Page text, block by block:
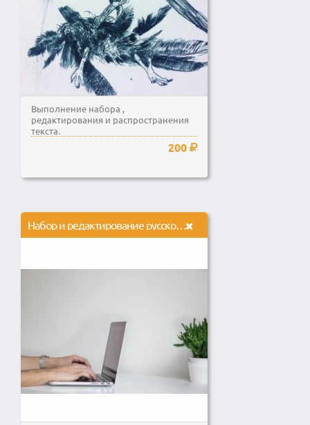
Выполнение набора ,
редактирования и распространения
текста.
200
Набор и редактирование русского текста любой сложности.